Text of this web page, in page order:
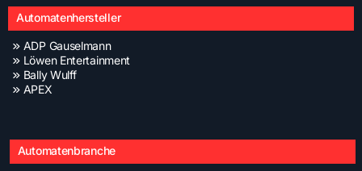
Automatenhersteller
ADP Gauselmann
Löwen Entertainment
Bally Wulff
APEX
Automatenbranche